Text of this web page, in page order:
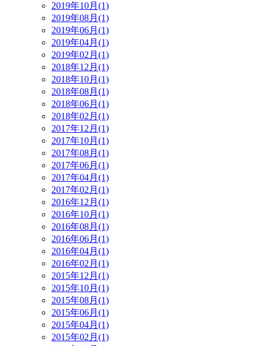
2019年10月(1)
2019年08月(1)
2019年06月(1)
2019年04月(1)
2019年02月(1)
2018年12月(1)
2018年10月(1)
2018年08月(1)
2018年06月(1)
2018年02月(1)
2017年12月(1)
2017年10月(1)
2017年08月(1)
2017年06月(1)
2017年04月(1)
2017年02月(1)
2016年12月(1)
2016年10月(1)
2016年08月(1)
2016年06月(1)
2016年04月(1)
2016年02月(1)
2015年12月(1)
2015年10月(1)
2015年08月(1)
2015年06月(1)
2015年04月(1)
2015年02月(1)